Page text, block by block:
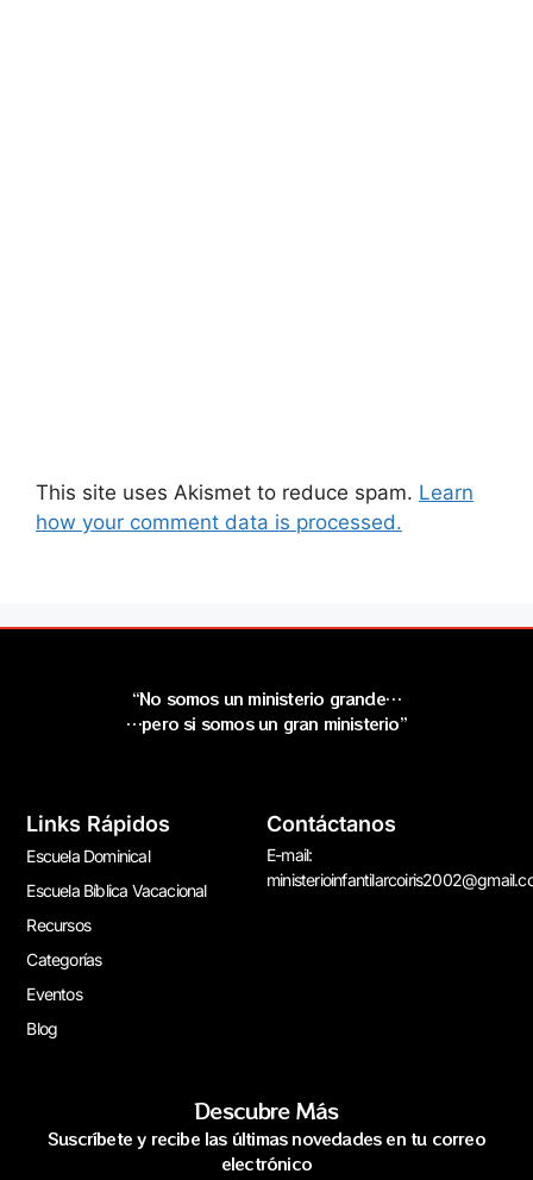
This site uses Akismet to reduce spam. Learn
how your comment data is processed.
“No somos un ministerio grande…
…pero si somos un gran ministerio”
Links Rápidos
Escuela Dominical
Escuela Bíblica Vacacional
Recursos
Categorías
Eventos
Blog
Contáctanos
E-mail:
Descubre Más
Suscríbete y recibe las últimas novedades en tu correo
electrónico